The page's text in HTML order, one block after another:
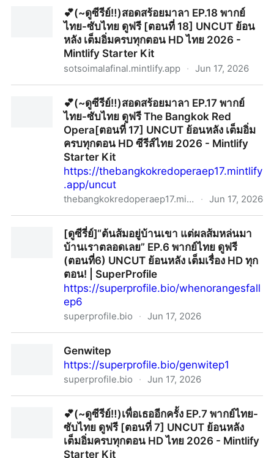
💕(~ดูซีรีย์‼️)สอดสร้อยมาลา EP.18 พากย์
ไทย-ซับไทย ดูฟรี [ตอนที่ 18] UNCUT ย้อน
หลัง เต็มอิ่มครบทุกตอน HD ไทย 2026 -
Mintlify Starter Kit
sotsoimalafinal.mintlify.app · Jun 17, 2026
[ตอนที่ 18] UNCUT ย้อนหลัง เต็มอิ่มครบทุกตอน HD ไทย
2026 - Mintlify Starter Kit
💕(~ดูซีรีย์‼️)สอดสร้อยมาลา EP.17 พากย์
ไทย-ซับไทย ดูฟรี The Bangkok Red
Opera[ตอนที่ 17] UNCUT ย้อนหลัง เต็มอิ่ม
ครบทุกตอน HD ซีรีส์ไทย 2026 - Mintlify
Starter Kit
https://thebangkokredoperaep17.mintlify
.app/uncut
thebangkokredoperaep17.mintlify.app · Jun 17, 2026
The Bangkok Red Opera[ตอนที่ 17] UNCUT ย้อนหลัง
เต็มอิ่มครบทุกตอน HD ซีรีส์ไทย 2026 - Mintlify Starter
[ดูซีรี่ย์]“ต้นส้มอยู่บ้านเขา แต่ผลส้มหล่นมา
บ้านเราตลอดเลย” EP.6 พากย์ไทย ดูฟรี
(ตอนที่6) UNCUT ย้อนหลัง เต็มเรื่อง HD ทุก
ตอน! | SuperProfile
https://superprofile.bio/whenorangesfall
ep6
superprofile.bio · Jun 17, 2026
เลย” EP.6 พากย์ไทย ดูฟรี (ตอนที่6) UNCUT ย้อนหลัง เต็ม
เรื่อง HD ทุกตอน! | SuperProfile
Genwitep
https://superprofile.bio/genwitep1
superprofile.bio · Jun 17, 2026
💕(~ดูซีรีย์‼️)เพื่อเธออีกครั้ง EP.7 พากย์ไทย-
ซับไทย ดูฟรี [ตอนที่ 7] UNCUT ย้อนหลัง
เต็มอิ่มครบทุกตอน HD ไทย 2026 - Mintlify
Starter Kit